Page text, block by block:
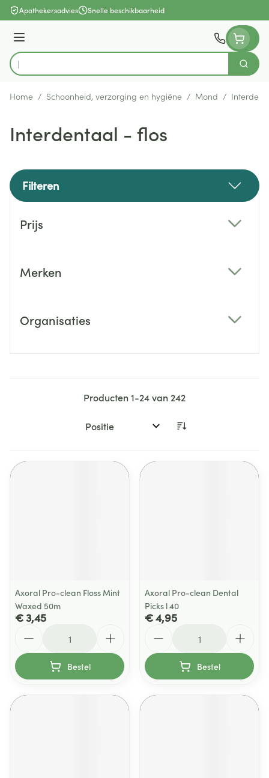
Ga naar de inhoud
Apothekersadvies Snelle beschikbaarheid
Menu
Product, merk, categorie...
Zoek
Home / Schoonheid, verzorging en hygiëne / Mond /
Interdentaal - flos
Filteren
Prijs
Merken
Organisaties
Producten1-24van 242
Sorteer op:
Axoral Pro-clean Floss Mint
Waxed 50m
€ 3,45
Bestel
Axoral Pro-clean Dental
Picks l 40
€ 4,95
Bestel